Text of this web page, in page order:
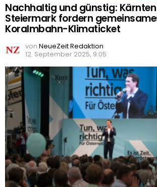
Nachhaltig und günstig:
Steiermark fordern
Koralmbahn-Klimaticket
von NeueZeit Redaktion
12. September 2025, 9:05